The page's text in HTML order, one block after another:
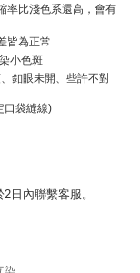
率比淺色系還高，會有
皆為正常
小色斑
釦眼未開、些許不對
口袋縫線)
日內聯繫客服。